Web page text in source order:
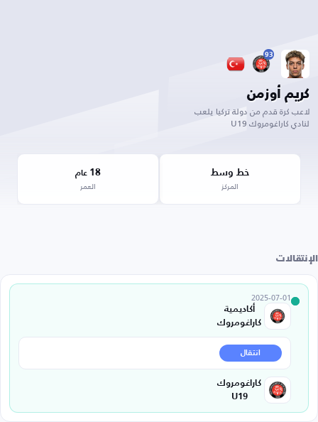
93
كريم أوزمن
لاعب كرة قدم من دولة تركيا يلعب
لنادي كاراغومروك U19
خط وسط
المركز
18 عام
العمر
الإنتقالات
2025-07-01
أكاديمية
كاراغومروك
انتقال
كاراغومروك
U19